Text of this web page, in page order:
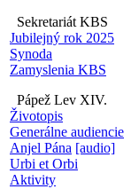
Sekretariát KBS
Jubilejný rok 2025
Synoda
Zamyslenia KBS
Pápež Lev XIV.
Životopis
Generálne audiencie
Anjel Pána [audio]
Urbi et Orbi
Aktivity